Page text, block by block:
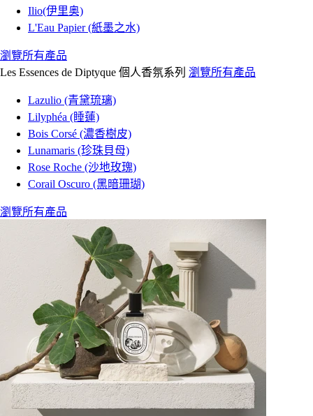
Ilio(伊里奥)
L'Eau Papier (紙墨之水)
瀏覽所有產品
Les Essences de Diptyque 個人香氛系列 瀏覽所有產品
Lazulio (青黛琉璃)
Lilyphéa (睡蓮)
Bois Corsé (濃香樹皮)
Lunamaris (珍珠貝母)
Rose Roche (沙地玫瑰)
Corail Oscuro (黑暗珊瑚)
瀏覽所有產品